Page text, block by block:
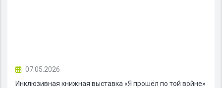
07.05.2026
Инклюзивная книжная выставка «Я прошёл по той войне»